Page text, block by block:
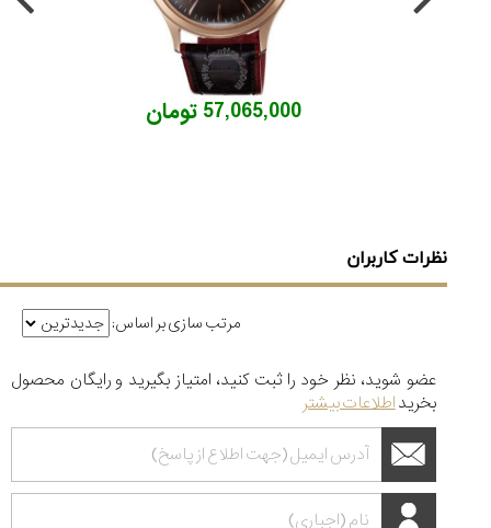
57,065,000 تومان
نظرات کاربران
مرتب سازی بر اساس:
عضو شوید، نظر خود را ثبت کنید، امتیاز بگیرید و رایگان محصول
بخریداطلاعات بیشتر